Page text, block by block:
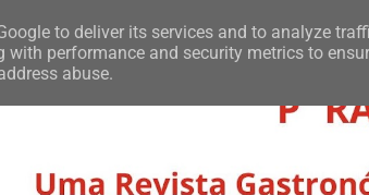
to deliver its services and to analyze
with performance and security metrics to
abuse.